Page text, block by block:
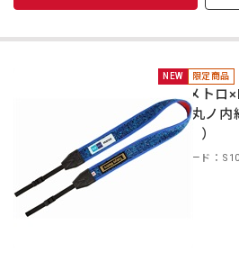
NEW 限定商品
東京メトロ
ップ 丸ノ内
（青））
商品コード：